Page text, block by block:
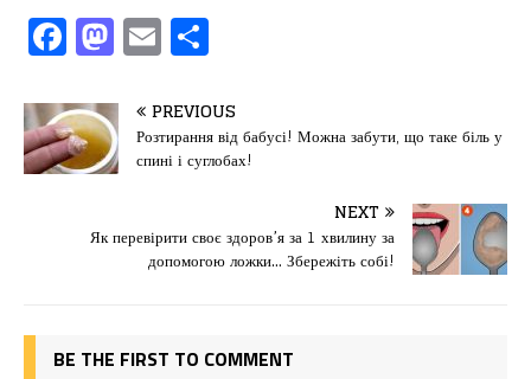
F
a
c
e
b
M
a
st
o
d
o
n
E
m
ai
l
іл
и
т
ис
я
PREVIOUS
Розтирання від бабусі! Можна забути, що таке біль у
спині і суглобах!
NEXT
Як перевірити своє здоров’я за 1 хвилину за
допомогою ложки… Збережіть собі!
BE THE FIRST TO COMMENT